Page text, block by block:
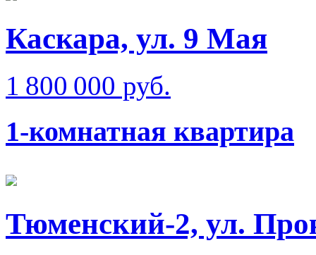
Каскара, ул. 9 Мая
1 800 000 руб.
1-комнатная квартира
Тюменский-2, ул.